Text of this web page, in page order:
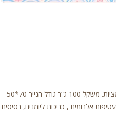
איטלקי מעוצב נטול עץ איכותי ,נטול חומציות. משקל 100 ג”ר גודל הנייר 70*50
אלבומים , כריכות ליומנים, בסיסים